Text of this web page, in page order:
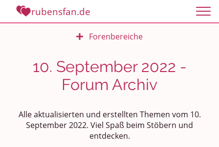
rubensfan.de
Forenbereiche
Rundum Leben
Politik und Weltgeschehen
Persönliches
10. September 2022 -
Forum Archiv
Alle aktualisierten und erstellten Themen vom 10.
September 2022. Viel Spaß beim Stöbern und
entdecken.